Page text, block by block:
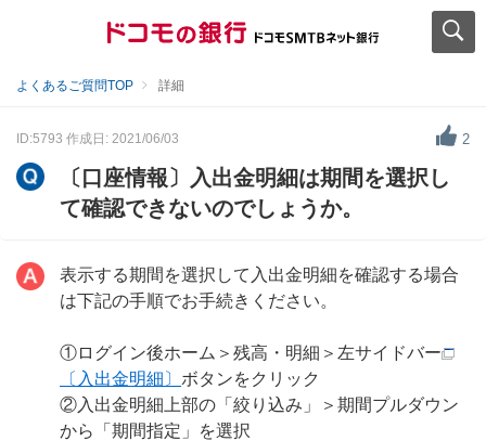
よくあるご質問TOP 詳細
ID:5793 作成日: 2021/06/03 2
〔口座情報〕入出金明細は期間を選択し
て確認できないのでしょうか。
表示する期間を選択して入出金明細を確認する場合
は下記の手順でお手続きください。
①ログイン後ホーム＞残高・明細＞左サイドバー
〔入出金明細〕 ボタンをクリック
②入出金明細上部の「絞り込み」＞期間プルダウン
から「期間指定」を選択